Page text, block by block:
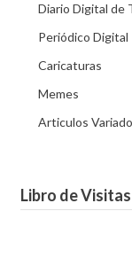
Diario Digital de
Periódico Digital
Caricaturas
Memes
Articulos
Libro de Visitas